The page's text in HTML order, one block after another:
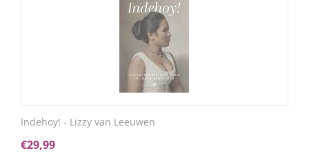
Indehoy! - Lizzy van Leeuwen
€29,99